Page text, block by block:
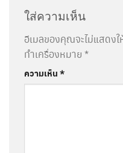
ใส่ความเห็น
อีเมลของคุณจะไม่แสดง
ทำเครื่องหมาย *
ความเห็น*